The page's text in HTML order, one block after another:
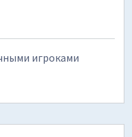
игроками